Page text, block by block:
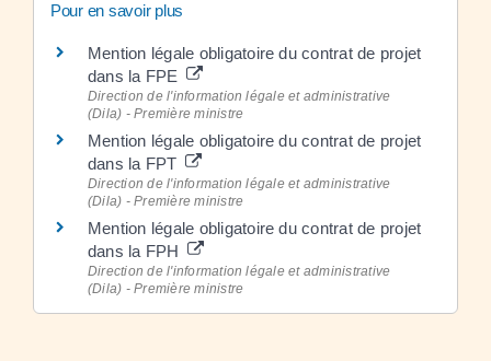
Pour en savoir plus
Mention légale obligatoire du contrat de projet
dans la FPE
Direction de l'information légale et administrative
(Dila) - Première ministre
Mention légale obligatoire du contrat de projet
dans la FPT
Direction de l'information légale et administrative
(Dila) - Première ministre
Mention légale obligatoire du contrat de projet
dans la FPH
Direction de l'information légale et administrative
(Dila) - Première ministre